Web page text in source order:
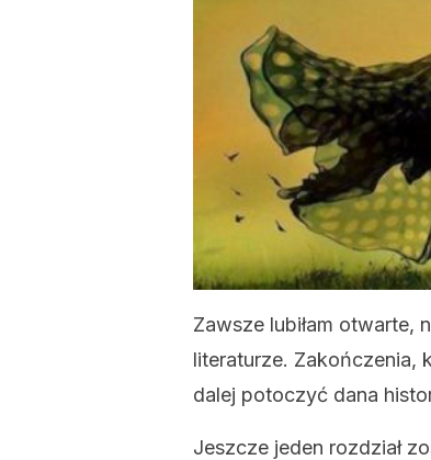
Zawsze lubiłam otwarte,
literaturze. Zakończenia,
dalej potoczyć dana
Jeszcze jeden rozdział